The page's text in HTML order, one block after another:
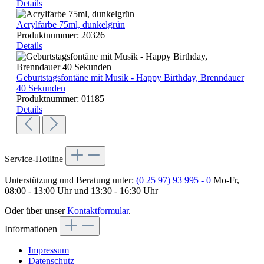
Details
Acrylfarbe 75ml, dunkelgrün
Produktnummer: 20326
Details
Geburtstagsfontäne mit Musik - Happy Birthday, Brenndauer
40 Sekunden
Produktnummer: 01185
Details
Service-Hotline
Unterstützung und Beratung unter: (0 25 97) 93 995 - 0 Mo-Fr,
08:00 - 13:00 Uhr und 13:30 - 16:30 Uhr
Oder über unserKontaktformular.
Informationen
Impressum
Datenschutz